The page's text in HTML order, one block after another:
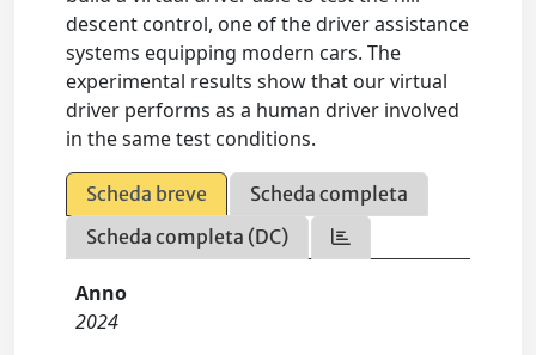
descent control, one of the driver assistance
systems equipping modern cars. The
experimental results show that our virtual
driver performs as a human driver involved
in the same test conditions.
Scheda breve
Scheda completa
Scheda completa (DC)
Anno
2024